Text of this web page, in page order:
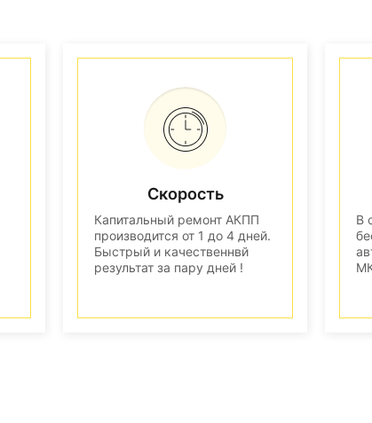
Скорость
Капитальный ремонт АКПП
производится от 1 до 4 дней.
Быстрый и качественнвй
результат за пару дней !
В